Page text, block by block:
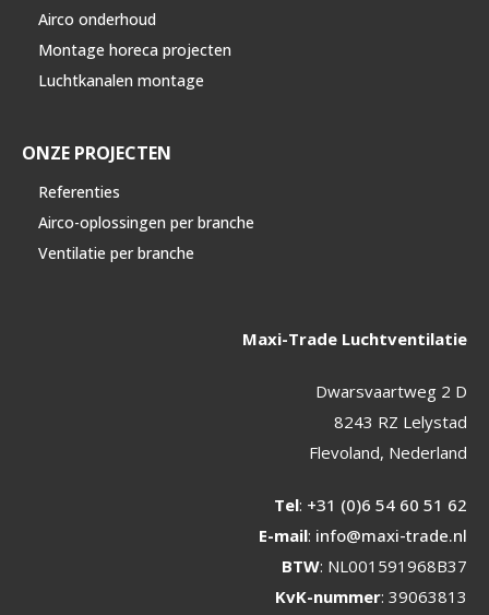
Airco onderhoud
Montage horeca projecten
Luchtkanalen montage
ONZE PROJECTEN
Referenties
Airco-oplossingen per branche
Ventilatie per branche
Maxi-Trade Luchtventilatie
Dwarsvaartweg 2 D
8243 RZ Lelystad
Flevoland, Nederland
Tel: +31 (0)6 54 60 51 62
E-mail: info@maxi-trade.nl
BTW: NL001591968B37
KvK-nummer: 39063813